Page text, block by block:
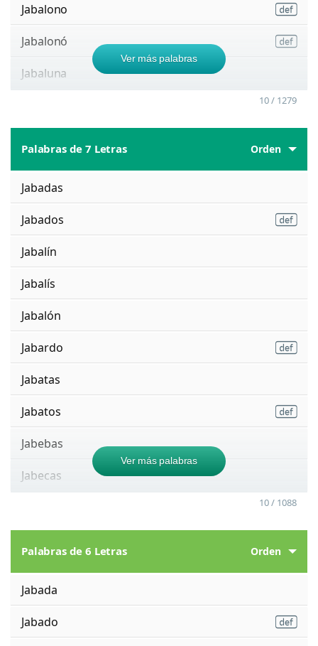
Jabalono
Jabalonó
Jabaluna
Ver más palabras
10 / 1279
Palabras de 7 Letras Orden
Jabadas
Jabados
Jabalín
Jabalís
Jabalón
Jabardo
Jabatas
Jabatos
Jabebas
Jabecas
Ver más palabras
10 / 1088
Palabras de 6 Letras Orden
Jabada
Jabado